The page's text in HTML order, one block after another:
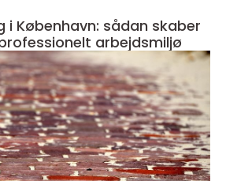
i København: sådan skaber
arbejdsmiljø